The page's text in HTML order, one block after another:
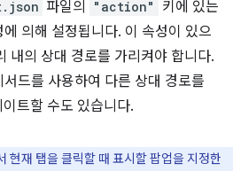
파일의 "action" 키에 있는
에 의해 설정됩니다. 이 속성이 있으
내의 상대 경로를 가리켜야 합니다.
서드를 사용하여 다른 상대 경로를
트할 수도 있습니다.
현재 탭을 클릭할 때 표시할 팝업을 지정한